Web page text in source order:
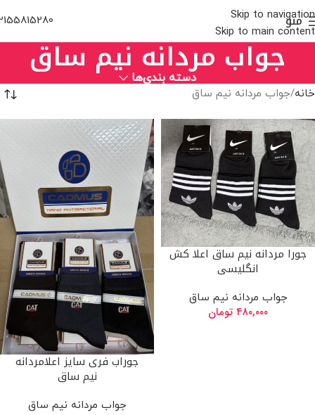
Skip to navigation
Skip to main content
منو
جواب مردانه نیم ساق
دسته بندی‌ها
خانه جواب مردانه نیم ساق
جورا مردانه نیم ساق اعلا کش
انگلیسی
جواب مردانه نیم ساق
۴۸۰,۰۰۰ تومان
جوراب فری سایز اعلامردانه
نیم ساق
جواب مردانه نیم ساق